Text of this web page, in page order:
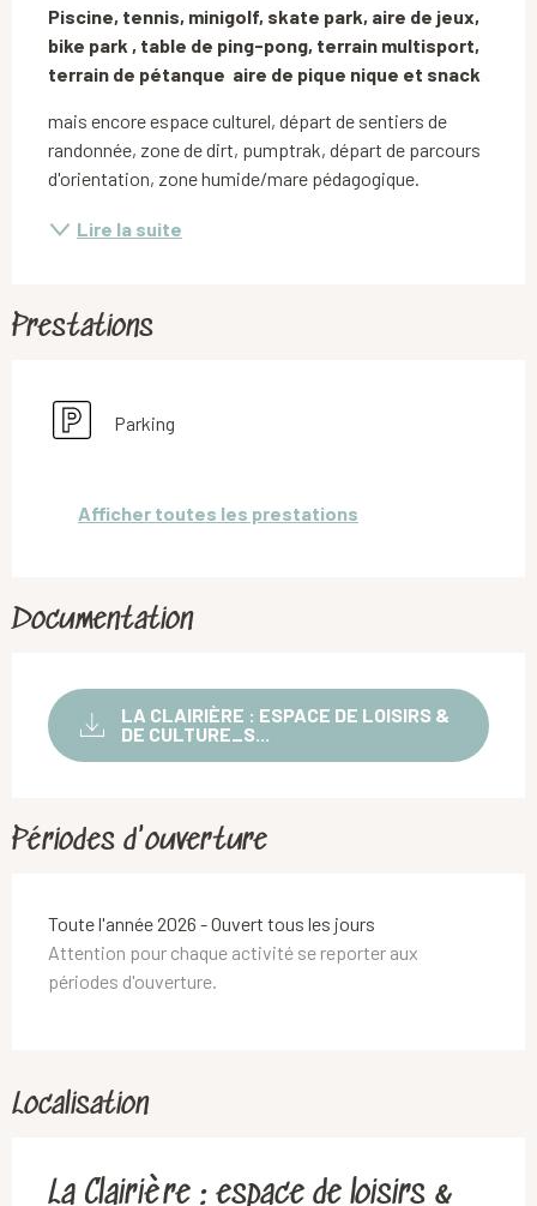
Piscine, tennis, minigolf, skate park, aire de jeux,
bike park , table de ping-pong, terrain multisport,
terrain de pétanque  aire de pique nique et snack
mais encore espace culturel, départ de sentiers de
randonnée, zone de dirt, pumptrak, départ de parcours
d'orientation, zone humide/mare pédagogique.
Lire la suite
Prestations
Parking
Afficher toutes les prestations
Documentation
LA CLAIRIÈRE : ESPACE DE LOISIRS &
DE CULTURE_S...
Périodes d'ouverture
Toute l'année 2026 - Ouvert tous les jours
Attention pour chaque activité se reporter aux
périodes d'ouverture.
Localisation
La Clairière : espace de loisirs &